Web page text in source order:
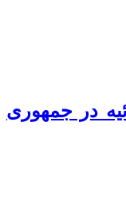
در جمهوری